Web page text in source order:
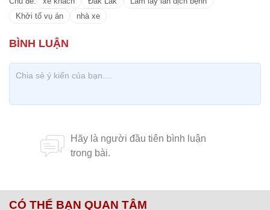
Khởi tố vụ án
nhà xe
CÓ THỂ BẠN QUAN TÂM